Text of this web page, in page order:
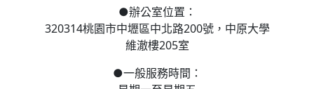
●辦公室位置：
320314桃園市中壢區中北路200號， 中原大學
維澈樓205室
●一般服務時間：